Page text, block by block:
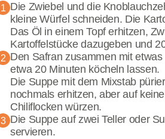
1 Die Zwiebel und die
kleine Würfel schneiden. Die
Das Öl in einem Topf erhitzen,
Kartoffelstücke dazugeben und
2 Den Safran zusammen mit
etwa 20 Minuten köcheln lassen.
Die Suppe mit dem Mixstab
nochmals erhitzen, aber auf
Chiliflocken würzen.
3 Die Suppe auf zwei Teller oder
servieren.